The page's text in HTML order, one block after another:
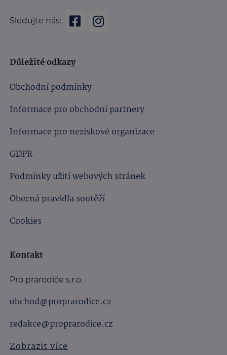
Sledujte nás:
Důležité odkazy
Obchodní podmínky
Informace pro obchodní partnery
Informace pro neziskové organizace
GDPR
Podmínky užití webových stránek
Obecná pravidla soutěží
Cookies
Kontakt
Pro prarodiče s.r.o.
obchod@proprarodice.cz
redakce@proprarodice.cz
Zobrazit více